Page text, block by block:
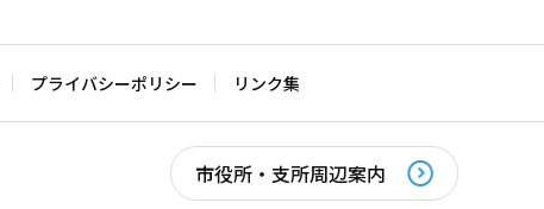
プライバシーポリシー リンク集
市役所・支所周辺案内